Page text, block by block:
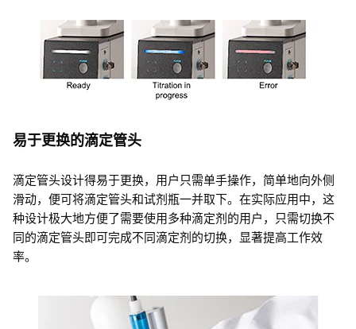
易于更换的滴定管头
滴定管头设计得易于更换，用户只需单手操作，简单地向外侧
滑动，便可将滴定管头和试剂瓶一并取下。在实际应用中，这
种设计极大地方便了需要使用多种滴定剂的用户，只需切换不
同的滴定管头即可完成不同滴定剂的切换，显著提高工作效
率。